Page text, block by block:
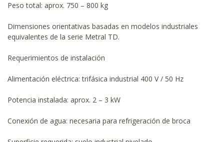
Peso total: aprox. 750 – 800 kg
Dimensiones orientativas basadas en modelos industriales
equivalentes de la serie Metral TD.
Requerimientos de instalación
Alimentación eléctrica: trifásica industrial 400 V / 50 Hz
Potencia instalada: aprox. 2 – 3 kW
Conexión de agua: necesaria para refrigeración de broca